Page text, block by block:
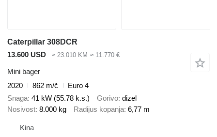
Caterpillar 308DCR
13.600 USD
≈ 23.010 KM ≈ 11.770 €
Mini bager
2020
862 m/č
Euro 4
Snaga 41 kW (55.78 k.s.) Gorivo dizel
Nosivost 8.000 kg Radijus kopanja 6,77 m
Kina